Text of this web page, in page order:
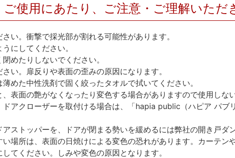
ご使用にあたり、ご注意・ご理解いただ
い。衝撃で採光部が割れる可能性があります。
にしてください。
めたりしないでください。
い。扉反りや表面の歪みの原因になります。
めた中性洗剤で固く絞ったタオルで拭いてください。
表面の艶がなくなったり変色する場合がありますので使用しない
アクローザーを取付ける場合は、「hapia public（ハピア パブ
ストッパーを、ドアが閉まる勢いを緩めるには弊社の開き戸ダ
場所は、表面の日焼けによる変色の恐れがあります。カーテン
てください。しみや変色の原因となります。